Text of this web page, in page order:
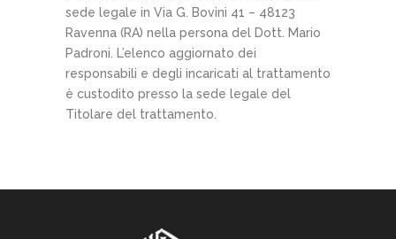
sede legale in Via G. Bovini 41 – 48123
Ravenna (RA) nella persona del Dott. Mario
Padroni. L’elenco aggiornato dei
responsabili e degli incaricati al trattamento
è custodito presso la sede legale del
Titolare del trattamento.